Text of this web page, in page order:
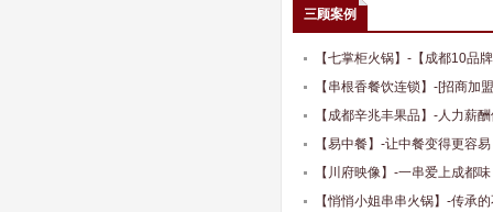
三顾案例
【七掌柜火锅】-【成都10品
策划
【串根香餐饮连锁】-[招商加
销]-成都餐饮策划公司
【成都辛兆丰果品】-人力薪
【易中餐】-让中餐变得更容易
【川府映像】-一串爱上成都味
【悄悄小姐串串火锅】-传承